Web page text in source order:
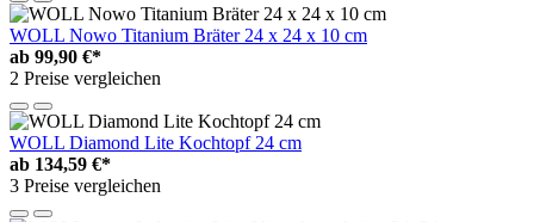
WOLL Nowo Titanium Bräter 24 x 24 x 10 cm
ab 99,90 €*
2 Preise vergleichen
WOLL Diamond Lite Kochtopf 24 cm
ab 134,59 €*
3 Preise vergleichen